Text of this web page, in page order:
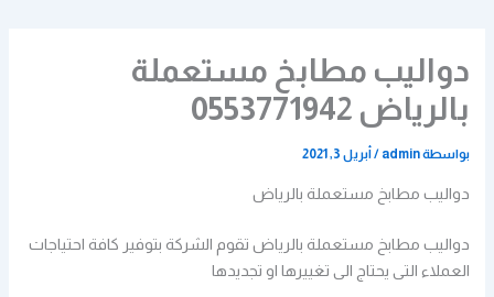
دواليب مطابخ مستعملة
بالرياض 0553771942
بواسطةadmin
/أبريل 3, 2021
دواليب مطابخ مستعملة بالرياض
دواليب مطابخ مستعملة بالرياض تقوم الشركة بتوفير كافة احتياجات
العملاء التى يحتاج الى تغييرها او تجديدها